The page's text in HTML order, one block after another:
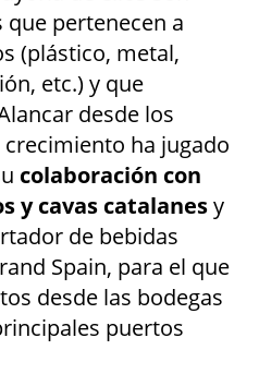
pertenecen a
(plástico, metal,
etc.) y que
desde los
ha jugado
colaboración con
y cavas catalanesy
de bebidas
Spain, para el que
desde las bodegas
puertos